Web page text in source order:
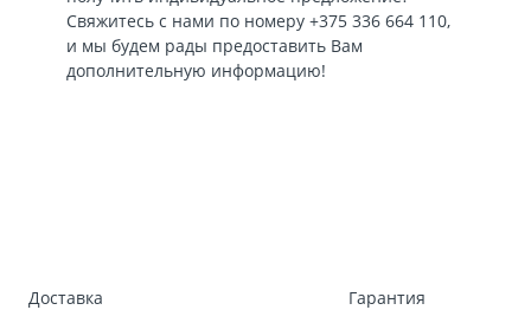
Свяжитесь с нами по номеру +375 336 664 110,
и мы будем рады предоставить Вам
дополнительную информацию!
Доставка
Гарантия